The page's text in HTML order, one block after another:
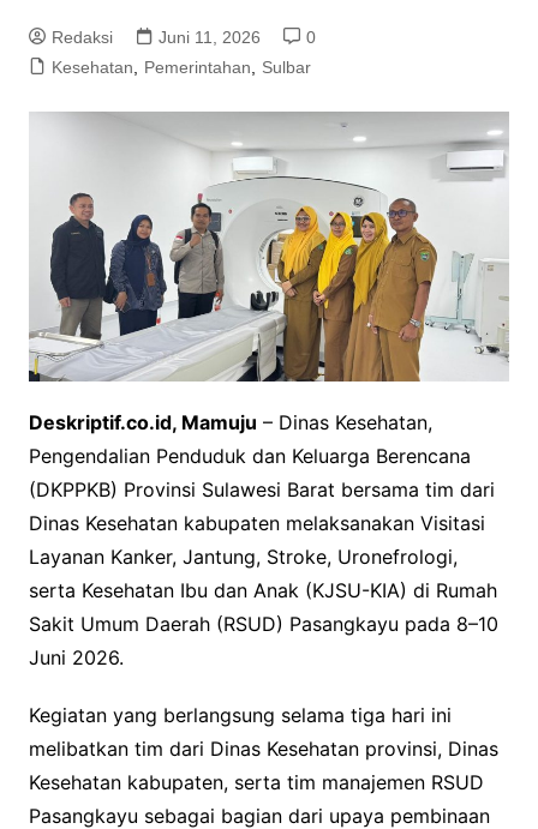
Redaksi Juni 11, 2026
0
Kesehatan
Pemerintahan Sulbar
Deskriptif.co.id, Mamuju – Dinas Kesehatan,
Pengendalian Penduduk dan Keluarga Berencana
(DKPPKB) Provinsi Sulawesi Barat bersama tim dari
Dinas Kesehatan kabupaten melaksanakan Visitasi
Layanan Kanker, Jantung, Stroke, Uronefrologi,
serta Kesehatan Ibu dan Anak (KJSU-KIA) di Rumah
Sakit Umum Daerah (RSUD) Pasangkayu pada 8–10
Juni 2026.
Kegiatan yang berlangsung selama tiga hari ini
melibatkan tim dari Dinas Kesehatan provinsi, Dinas
Kesehatan kabupaten, serta tim manajemen RSUD
Pasangkayu sebagai bagian dari upaya pembinaan